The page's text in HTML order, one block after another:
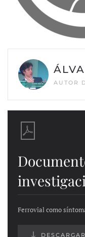
AUTOR
Ferrovial como